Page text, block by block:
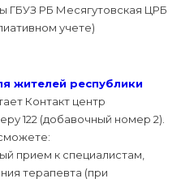
ГБУЗ РБ Месягутовская ЦРБ
учете)
жителей республики
Контакт центр
122 (добавочный номер 2).
прием к специалистам,
терапевта (при